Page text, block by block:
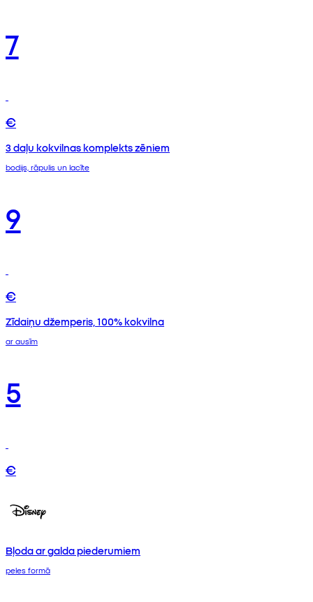
7
€
3 daļu kokvilnas komplekts zēniem
bodijs, rāpulis un lacīte
9
€
Zīdaiņu džemperis, 100% kokvilna
ar ausīm
5
€
Bļoda ar galda piederumiem
peles formā